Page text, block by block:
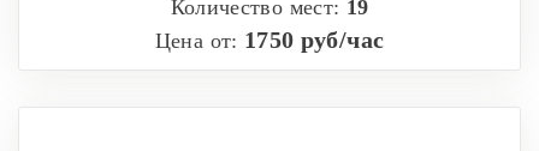
Количество мест: 19
Цена от: 1750 руб/час